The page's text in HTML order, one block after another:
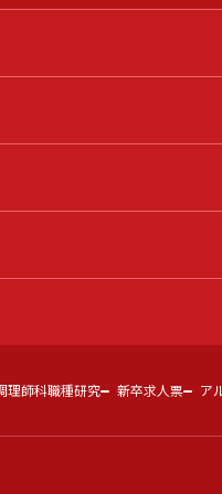
理師科職種研究 新卒求人票 ア